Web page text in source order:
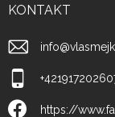
KONTAKT
info@
https://